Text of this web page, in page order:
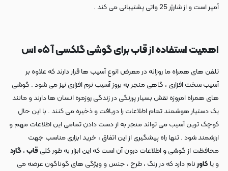
آمپر است و از شارژر 25 واتی پشتیبانی می کند .
اهمیت استفاده از قاب برای گوشی گلکسی آ ۰۵ اس
تلفن های همراه ما روزانه در معرض انوع آسیب ها قرار دارند که علاوه بر
آسیب سخت افزاری ، گاهی منجر به بروز آسیب نرم افزاری نیز می شود . گوشی
های همراه امروزه نقش بسیار پررنگی در زندگی روزمره انسان ها دارند و مانند
یک دستیار هوشمند تمام اطلاعات را دریافت و ذخیره می کنند . با این حال
کوچک ترین آسیب می تواند منجر به از دست دادن تمامی این اطلاعات مهم و
ارزشمند شود . تنها راه پیشگیری از این اتفاق ، خرید ابزاری مناسب جهت
محافظت از گوشی و اطلاعات درون آن است که این ابزار به طور کلی قاب،گارد
و یا کاورنام دارد که در رنگ ، طرح ، جنس و ویژگی های گوناگون عرضه می